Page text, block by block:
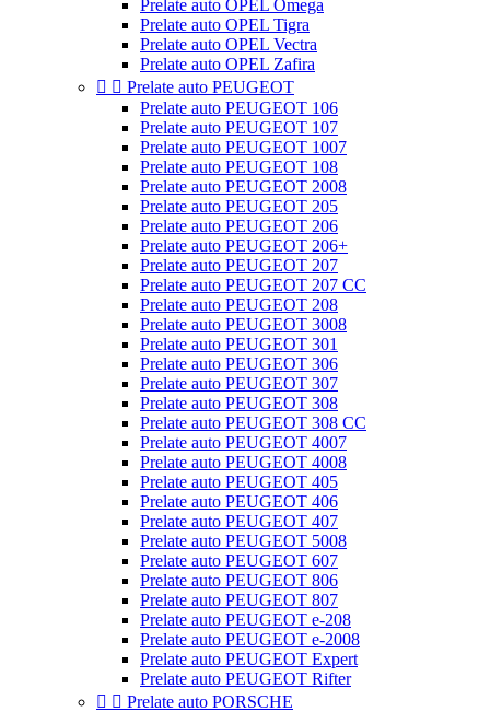
Prelate auto OPEL Omega
Prelate auto OPEL Tigra
Prelate auto OPEL Vectra
Prelate auto OPEL Zafira
  Prelate auto PEUGEOT
Prelate auto PEUGEOT 106
Prelate auto PEUGEOT 107
Prelate auto PEUGEOT 1007
Prelate auto PEUGEOT 108
Prelate auto PEUGEOT 2008
Prelate auto PEUGEOT 205
Prelate auto PEUGEOT 206
Prelate auto PEUGEOT 206+
Prelate auto PEUGEOT 207
Prelate auto PEUGEOT 207 CC
Prelate auto PEUGEOT 208
Prelate auto PEUGEOT 3008
Prelate auto PEUGEOT 301
Prelate auto PEUGEOT 306
Prelate auto PEUGEOT 307
Prelate auto PEUGEOT 308
Prelate auto PEUGEOT 308 CC
Prelate auto PEUGEOT 4007
Prelate auto PEUGEOT 4008
Prelate auto PEUGEOT 405
Prelate auto PEUGEOT 406
Prelate auto PEUGEOT 407
Prelate auto PEUGEOT 5008
Prelate auto PEUGEOT 607
Prelate auto PEUGEOT 806
Prelate auto PEUGEOT 807
Prelate auto PEUGEOT e-208
Prelate auto PEUGEOT e-2008
Prelate auto PEUGEOT Expert
Prelate auto PEUGEOT Rifter
  Prelate auto PORSCHE